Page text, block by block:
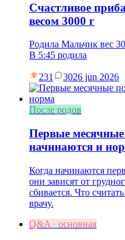
Счастливое
весом 3000 г
Родила Мальчик вес
В 5:45 родила
231 3026 jun 2026
После родов
Первые месячные
начинаются и
Когда начинаются
они зависят от
сбивается. Что
врачу.
Q&A · основная